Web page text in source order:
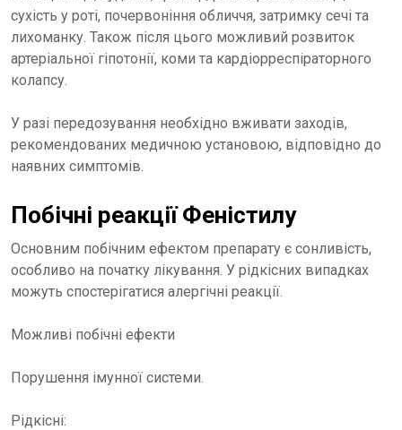
сухість у роті, почервоніння обличчя, затримку сечі та
лихоманку. Також після цього можливий розвиток
артеріальної гіпотонії, коми та кардіорреспіраторного
колапсу.
У разі передозування необхідно вживати заходів,
рекомендованих медичною установою, відповідно до
наявних симптомів.
Побічні реакції Феністилу
Основним побічним ефектом препарату є сонливість,
особливо на початку лікування. У рідкісних випадках
можуть спостерігатися алергічні реакції.
Можливі побічні ефекти
Порушення імунної системи.
Рідкісні: